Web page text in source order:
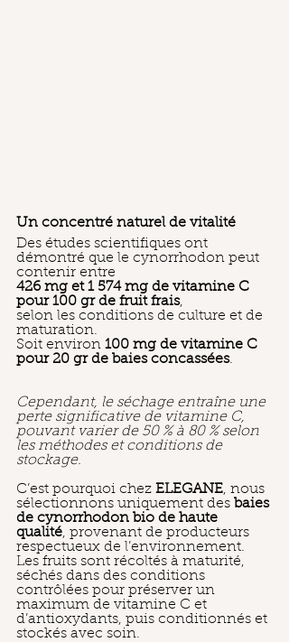
Un concentré naturel de vitalité
Des études scientifiques ont
démontré que le cynorrhodon peut
contenir entre
426 mg et 1 574 mg de vitamine C
pour 100 gr de fruit frais,
selon les conditions de culture et de
maturation.
Soit environ 100 mg de vitamine C
pour 20 gr de baies concassées.
Cependant, le séchage entraîne une
perte significative de vitamine C,
pouvant varier de 50 % à 80 % selon
les méthodes et conditions de
stockage.
C’est pourquoi chez ELEGANE, nous
sélectionnons uniquement des baies
de cynorrhodon bio de haute
qualité, provenant de producteurs
respectueux de l’environnement.
Les fruits sont récoltés à maturité,
séchés dans des conditions
contrôlées pour préserver un
maximum de vitamine C et
d’antioxydants, puis conditionnés et
stockés avec soin.